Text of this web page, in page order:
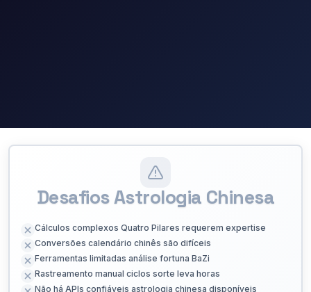
Desafios Astrologia Chinesa
Cálculos complexos Quatro Pilares requerem expertise
Conversões calendário chinês são difíceis
Ferramentas limitadas análise fortuna BaZi
Rastreamento manual ciclos sorte leva horas
Não há APIs confiáveis astrologia chinesa disponíveis